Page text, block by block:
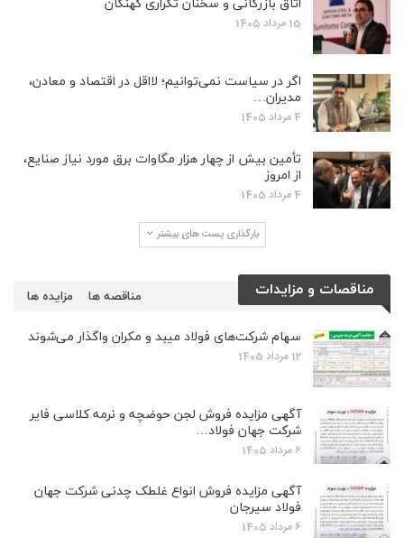
اتاق بازرگانی و سخنان تکراری کهنگان
15 مرداد 1405
اگر در سیاست نمی‌توانیم؛ لااقل در اقتصاد و معادن،
مدیران…
4 مرداد 1405
تأمین بیش از چهار هزار مگاوات برق مورد نیاز صنایع،
از امروز
4 مرداد 1405
بارگذاری پست های بیشتر
مناقصات و مزایدات مزایده ها مناقصه ها
سهام شرکت‌های فولاد میبد و مکران واگذار می‌شوند
12 مرداد 1405
آگهی مزایده فروش لجن حوضچه و نرمه کلاسی فایر
شرکت جهان فولاد…
6 مرداد 1405
آگهی مزایده فروش انواع غلطک چدنی شرکت جهان
فولاد سیرجان
6 مرداد 1405